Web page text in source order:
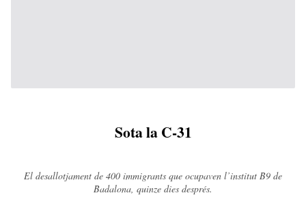
Sota la C-31
El desallotjament de 400 immigrants que ocupaven l’institut B9 de
Badalona, quinze dies després.